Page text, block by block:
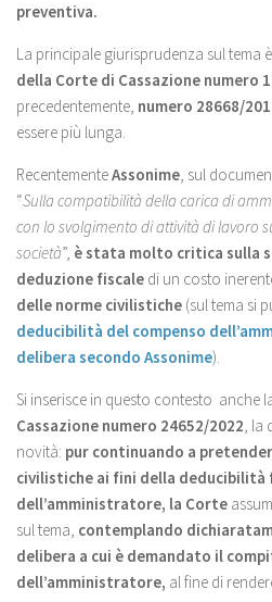
preventiva.
La principale giurisprudenza sul tema
della Corte di Cassazione numero
precedentemente, numero 28668/
essere più lunga.
RecentementeAssonime, sul
“Sulla compatibilità della carica di
con lo svolgimento di attività di lavoro
società”, è stata molto critica sulla
deduzione fiscale di un costo
delle norme civilistiche (sul tema si
deducibilità del compenso
delibera secondo Assonime).
Si inserisce in questo contesto anche
Cassazione numero 24652/2022, la
novità: pur continuando a
civilistiche ai fini della deducibilità
dell’amministratore, la Corte
sul tema, contemplando
delibera a cui è demandato il
dell’amministratore, al fine di